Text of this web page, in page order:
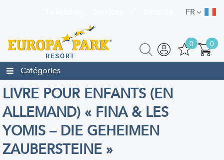
FR
0
0
Catégories
LIVRE POUR ENFANTS (EN
ALLEMAND) « FINA & LES
YOMIS – DIE GEHEIMEN
ZAUBERSTEINE »